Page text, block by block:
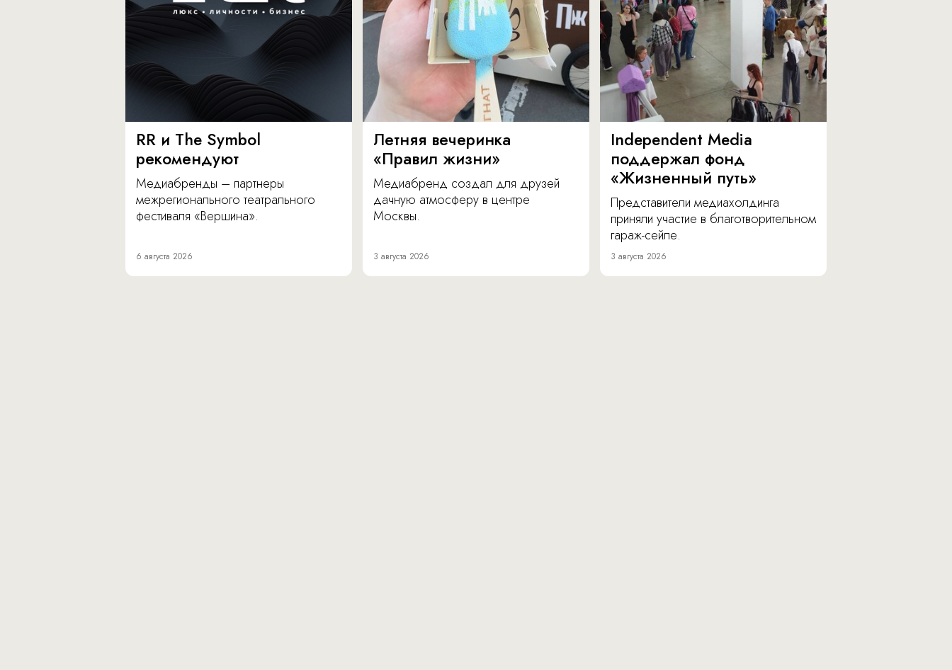
RR и The Symbol
рекомендуют
Медиабренды – партнеры
межрегионального театрального
фестиваля «Вершина».
6 августа 2026
Летняя вечеринка
«Правил жизни»
Медиабренд создал для друзей
дачную атмосферу в центре
Москвы.
3 августа 2026
Independent Media
поддержал фонд
«Жизненный путь»
Представители медиахолдинга
приняли участие в благотворительном
гараж-сейле.
3 августа 2026